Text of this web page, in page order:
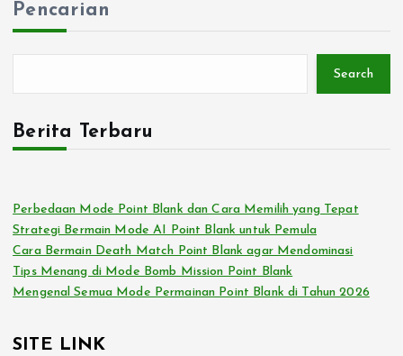
Pencarian
Search
Berita Terbaru
Perbedaan Mode Point Blank dan Cara Memilih yang Tepat
Strategi Bermain Mode AI Point Blank untuk Pemula
Cara Bermain Death Match Point Blank agar Mendominasi
Tips Menang di Mode Bomb Mission Point Blank
Mengenal Semua Mode Permainan Point Blank di Tahun 2026
SITE LINK